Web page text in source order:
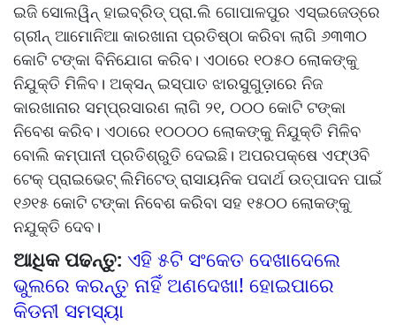
ଇଜି ସୋଲୱିନ୍‌‌ ହାଇବ୍ରିଡ୍‌‌ ପ୍ରା.ଲି ଗୋପାଳପୁର ଏସ୍‌‌ଇଜେଡ୍‌‌ରେ
ଗ୍ରୀନ୍‌‌ ଆମୋନିଆ କାରଖାନା ପ୍ରତିଷ୍ଠା କରିବା ଲାଗି ୬୩୩୦
କୋଟି ଟଙ୍କା ବିନିଯୋଗ କରିବ। ଏଠାରେ ୧୦୫୦ ଲୋକଙ୍କୁ
ନିଯୁକ୍ତି ମିଳିବ। ଅକ୍ସନ୍‌‌ ଇସ୍ପାତ ଝାରସୁଗୁଡ଼ାରେ ନିଜ
କାରଖାନାର ସମ୍ପ୍ରସାରଣ ଲାଗି ୨୧, ୦୦୦ କୋଟି ଟଙ୍କା
ନିବେଶ କରିବ। ଏଠାରେ ୧୦୦୦୦ ଲୋକଙ୍କୁ ନିଯୁକ୍ତି ମିଳିବ
ବୋଲି କମ୍ପାନୀ ପ୍ରତିଶ୍ରୁତି ଦେଇଛି। ଅପରପକ୍ଷେ ଏଫ୍‌‌ଓବି
ଟେକ୍‌‌ ପ୍ରାଇଭେଟ୍‌‌ ଲିମିଟେଡ୍‌‌ ରାସାୟନିକ ପଦାର୍ଥ ଉତ୍ପାଦନ ପାଇଁ
୧୬୧୫ କୋଟି ଟଙ୍କା ନିବେଶ କରିବା ସହ ୧୫୦୦ ଲୋକଙ୍କୁ
ନଯୁକ୍ତି ଦେବ।
ଆଧିକ ପଢନ୍ତୁ: ଏହି ୫ଟି ସଂକେତ ଦେଖାଦେଲେ
ଭୁଲରେ କରନ୍ତୁ ନାହିଁ ଅଣଦେଖା! ହୋଇପାରେ
କିଡନୀ ସମସ୍ୟା